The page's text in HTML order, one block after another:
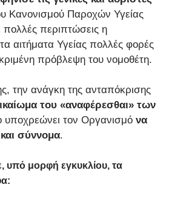
Κανονισμού Παροχών Υγείας
περιπτώσεις η
αιτήματα Υγείας πολλές φορές
πρόβλεψη του νομοθέτη.
την ανάγκη της ανταπόκρισης
του «αναφέρεσθαι» των
υποχρεώνει τον Οργανισμό να
σύννομα.
μορφή εγκυκλίου, τα